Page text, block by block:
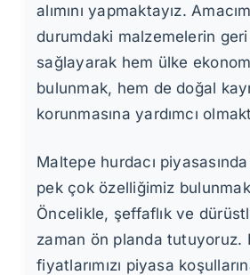
alımını yapmaktayız.
durumdaki malzemelerin
sağlayarak hem ülke
bulunmak, hem de doğal
korunmasına yardımcı
Maltepe hurdacı piyasasında
pek çok özelliğimiz
Öncelikle, şeffaflık ve
zaman ön planda tutuyoruz.
fiyatlarımızı piyasa